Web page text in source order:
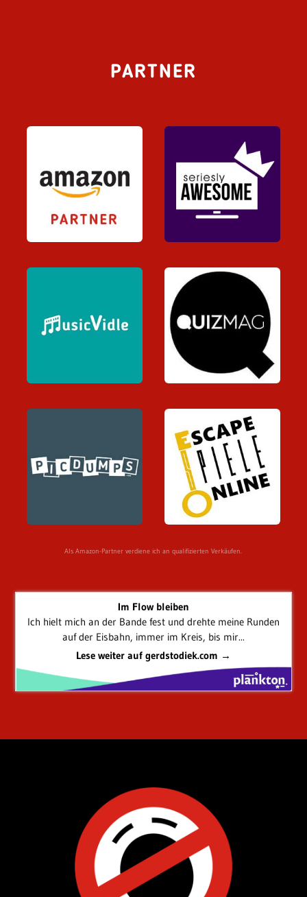
PARTNER
Als Amazon-Partner verdiene ich an qualifizierten Verkäufen.
Im Flow bleiben
Ich hielt mich an der Bande fest und drehte meine Runden
auf der Eisbahn, immer im Kreis, bis mir...
Lese weiter auf gerdstodiek.com →